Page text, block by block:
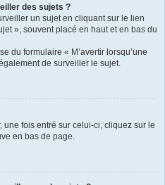
des sujets ?
un sujet en cliquant sur le lien
», souvent placé en haut et en bas du
du formulaire « M’avertir lorsqu’une
de surveiller le sujet.
fois entré sur celui-ci, cliquez sur le
en bas de page.